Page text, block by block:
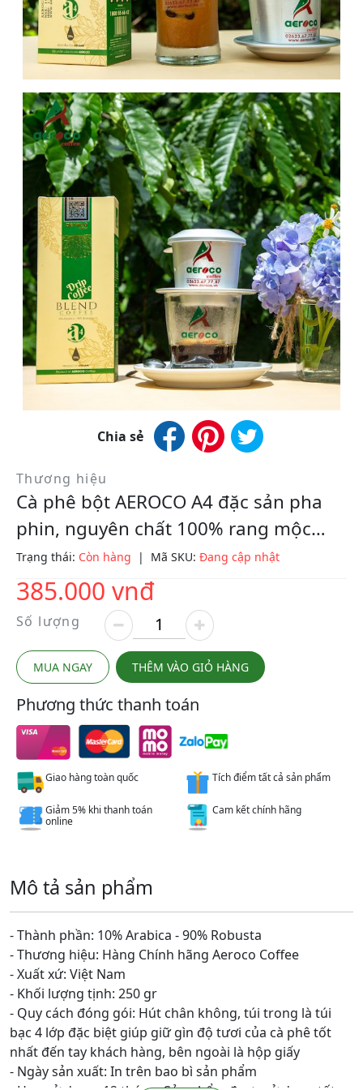
Chia sẻ
Thương hiệu
Cà phê bột AEROCO A4 đặc sản pha
phin, nguyên chất 100% rang mộc
hậu vị ngọt thơm quyến rũ, hộp 250gr
Trạng thái: Còn hàng | Mã SKU: Đang cập nhật
385.000 vnđ
Số lượng
MUA NGAY THÊM VÀO GIỎ HÀNG
Phương thức thanh toán
Giao hàng toàn quốc Tích điểm tất cả sản phẩm
Giảm 5% khi thanh toán
online
Cam kết chính hãng
Mô tả sản phẩm
- Thành phần: 10% Arabica - 90% Robusta
- Thương hiệu: Hàng Chính hãng Aeroco Coffee
- Xuất xứ: Việt Nam
- Khối lượng tịnh: 250 gr
- Quy cách đóng gói: Hút chân không, túi trong là túi
bạc 4 lớp đặc biệt giúp giữ gìn độ tươi của cà phê tốt
nhất đến tay khách hàng, bên ngoài là hộp giấy
- Ngày sản xuất: In trên bao bì sản phẩm